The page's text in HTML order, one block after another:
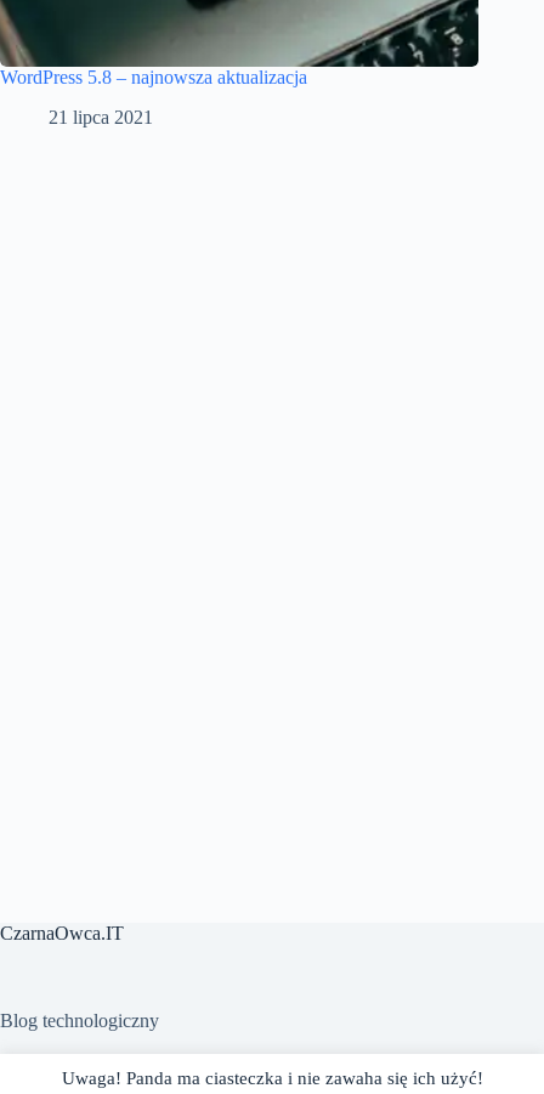
WordPress 5.8 – najnowsza aktualizacja
21 lipca 2021
CzarnaOwca.IT
Blog technologiczny
Uwaga! Panda ma ciasteczka i nie zawaha się ich użyć!